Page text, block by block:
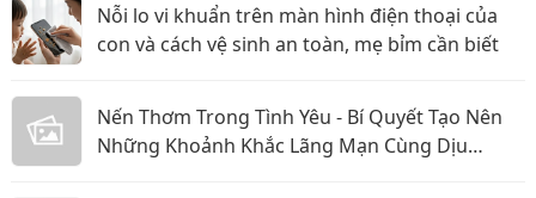
Nỗi lo vi khuẩn trên màn hình điện thoại của
con và cách vệ sinh an toàn, mẹ bỉm cần biết
Nến Thơm Trong Tình Yêu - Bí Quyết Tạo Nên
Những Khoảnh Khắc Lãng Mạn Cùng Dịu